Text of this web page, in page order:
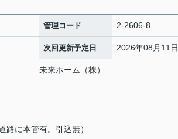
管理コード 2-2606-8
次回更新予定日 2026年08月11日
未来ホーム（株）
に本管有。引込無）